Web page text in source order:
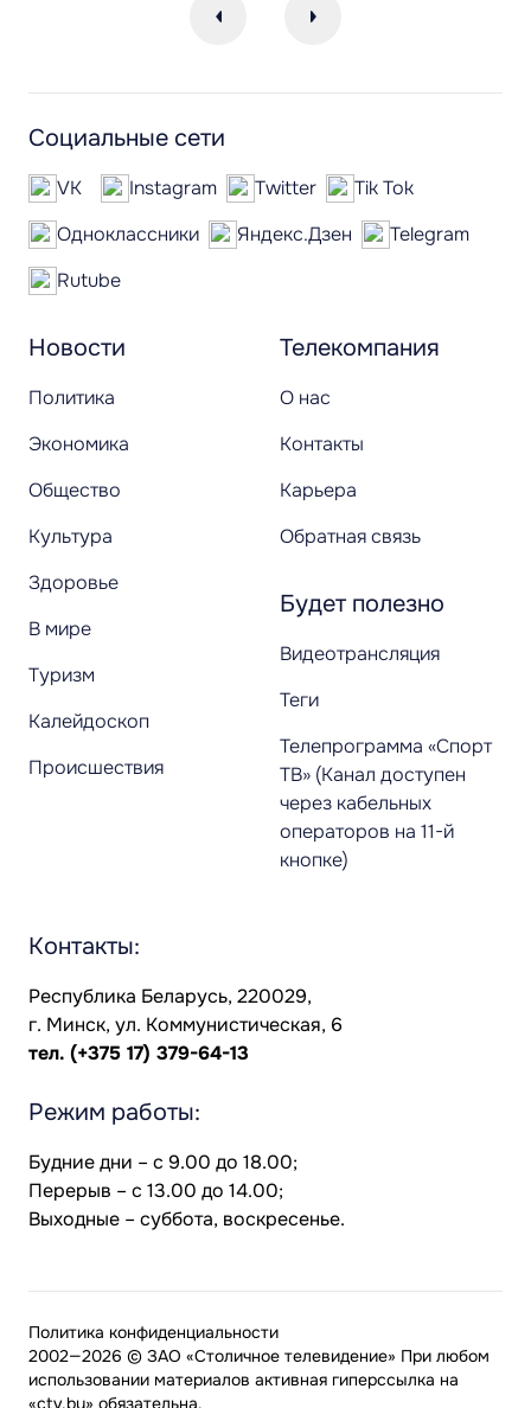
Новости
Политика
Экономика
Общество
Культура
Здоровье
В мире
Туризм
Калейдоскоп
Происшествия
Телекомпания
О нас
Контакты
Карьера
Обратная связь
Будет полезно
Видеотрансляция
Теги
Телепрограмма «Спорт
ТВ» (Канал доступен
через кабельных
операторов на 11-й
кнопке)
Социальные сети
VK Instagram Twitter
Tik Tok
Одноклассники
Яндекс.Дзен
Telegram
Rutube
Контакты:
Республика Беларусь, 220029,
г. Минск, ул. Коммунистическая, 6
тел. (+375 17) 379-64-13
Режим работы:
Будние дни – с 9.00 до 18.00;
Перерыв – с 13.00 до 14.00;
Выходные – суббота, воскресенье.
2002—2026 © ЗАО «Столичное телевидение» При любом
использовании материалов активная гиперссылка на
«ctv.by» обязательна.
Политика конфиденциальности